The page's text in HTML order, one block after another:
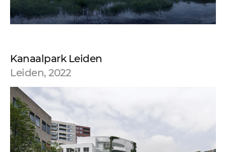
Kanaalpark Leiden
Leiden, 2022